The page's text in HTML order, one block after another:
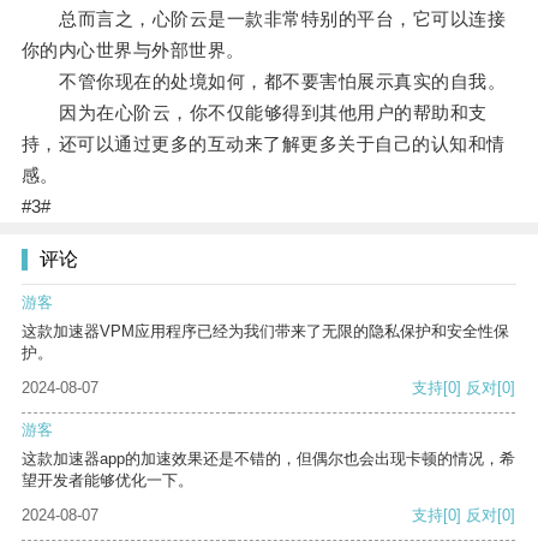
总而言之，心阶云是一款非常特别的平台，它可以连接
你的内心世界与外部世界。
不管你现在的处境如何，都不要害怕展示真实的自我。
因为在心阶云，你不仅能够得到其他用户的帮助和支
持，还可以通过更多的互动来了解更多关于自己的认知和情
感。
#3#
评论
游客
这款加速器VPM应用程序已经为我们带来了无限的隐私保护和安全性保
护。
2024-08-07
支持[0] 反对[0]
游客
这款加速器app的加速效果还是不错的，但偶尔也会出现卡顿的情况，希
望开发者能够优化一下。
2024-08-07
支持[0] 反对[0]